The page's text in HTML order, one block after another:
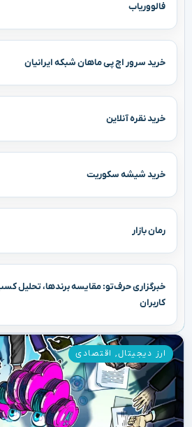
فالووریاب
خرید سرور اچ پی ماهان شبکه ایرانیان
خرید نقره آنلاین
خرید شیشه سکوریت
رمان بازار
خبرگزاری حرف‌تو: مقایسه برندها، تحلیل
کاربران
ارز دیجیتال, اقتصادی